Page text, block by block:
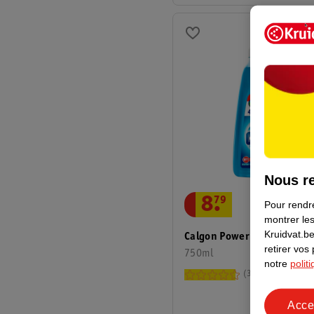
Calgon Power Gel 4-En-1
750ml
8.
79
37
Nous
Pour
montrer
retirer vos
notre